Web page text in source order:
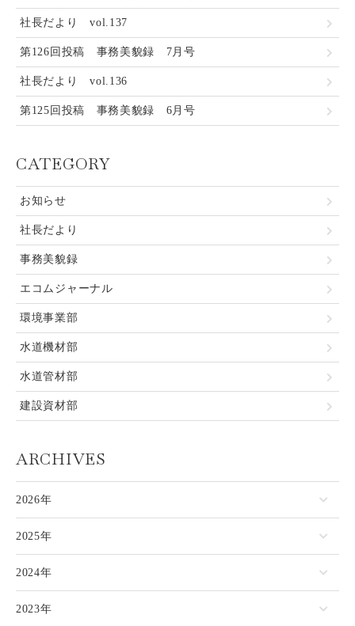
社長だより vol.137
第126回投稿 事務美貌録 7月号
社長だより vol.136
第125回投稿 事務美貌録 6月号
CATEGORY
お知らせ
社長だより
事務美貌録
エコムジャーナル
環境事業部
水道機材部
水道管材部
建設資材部
ARCHIVES
2026年
2025年
2024年
2023年